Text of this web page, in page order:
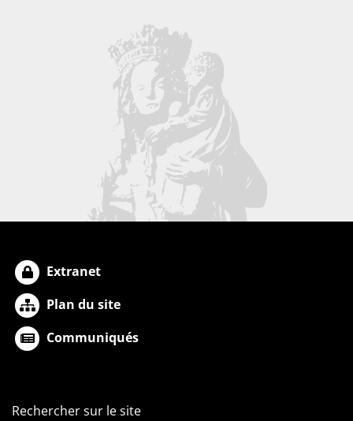
Extranet
Plan du site
Communiqués
Rechercher sur le site